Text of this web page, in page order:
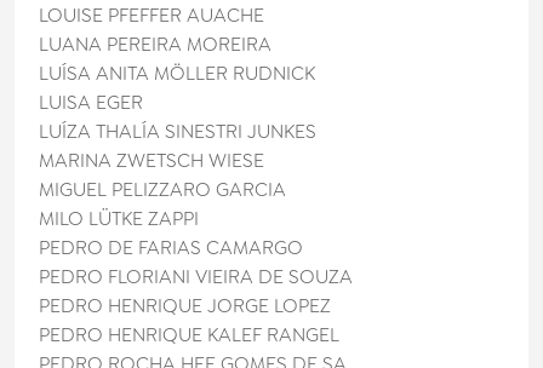
LOUISE PFEFFER AUACHE
LUANA PEREIRA MOREIRA
LUÍSA ANITA MÖLLER RUDNICK
LUISA EGER
LUÍZA THALÍA SINESTRI JUNKES
MARINA ZWETSCH WIESE
MIGUEL PELIZZARO GARCIA
MILO LÜTKE ZAPPI
PEDRO DE FARIAS CAMARGO
PEDRO FLORIANI VIEIRA DE SOUZA
PEDRO HENRIQUE JORGE LOPEZ
PEDRO HENRIQUE KALEF RANGEL